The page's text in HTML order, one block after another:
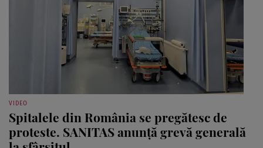
VIDEO
Spitalele din România se pregătesc de
proteste. SANITAS anunță grevă generală